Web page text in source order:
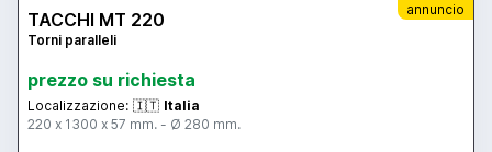
annuncio
TACCHI MT 220
Torni paralleli
prezzo su richiesta
Localizzazione: 🇮🇹 Italia
220 x 1300 x 57 mm. - Ø 280 mm.